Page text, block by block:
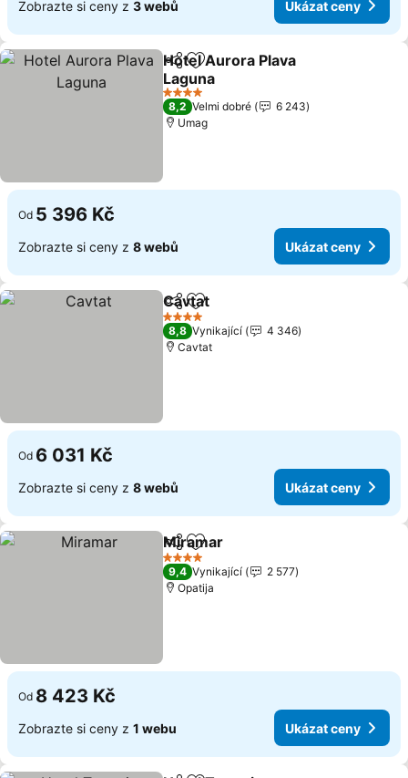
Zobrazte si ceny z 3 webů Ukázat ceny
SdíletPřidat na seznam oblíbených
Hotel Aurora Plava
Laguna
4 Počet hvězdiček
8,2 Velmi dobré
6 243
Umag
Od 5 396 Kč
Zobrazte si ceny z 8 webů Ukázat ceny
SdíletPřidat na seznam oblíbených
Cavtat
4 Počet hvězdiček
8,8 Vynikající
4 346
Cavtat
Od 6 031 Kč
Zobrazte si ceny z 8 webů Ukázat ceny
SdíletPřidat na seznam oblíbených
Miramar
4 Počet hvězdiček
9,4 Vynikající
2 577
Opatija
Od 8 423 Kč
Zobrazte si ceny z 1 webu Ukázat ceny